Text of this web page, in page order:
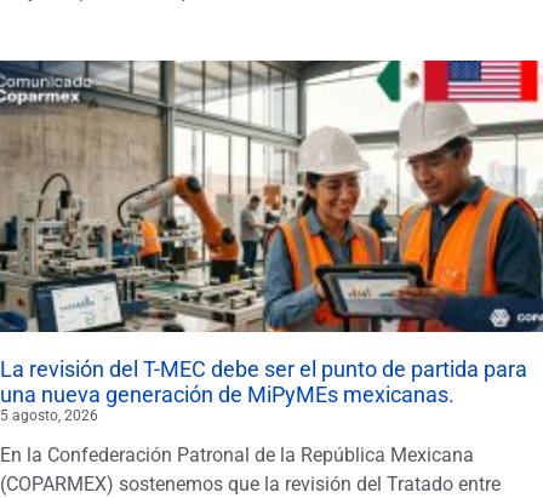
La revisión del T-MEC debe ser el punto de partida para
una nueva generación de MiPyMEs mexicanas.
5 agosto, 2026
En la Confederación Patronal de la República Mexicana
(COPARMEX) sostenemos que la revisión del Tratado entre